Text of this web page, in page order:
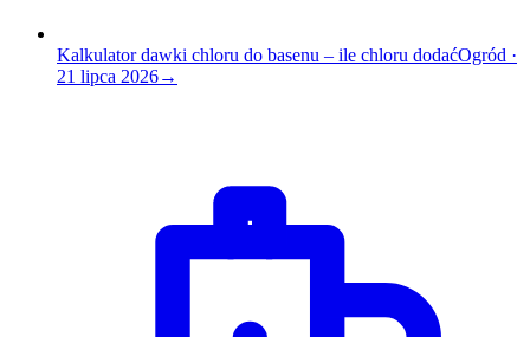
Kalkulator dawki chloru do basenu – ile chloru dodaćOgród ·
21 lipca 2026→